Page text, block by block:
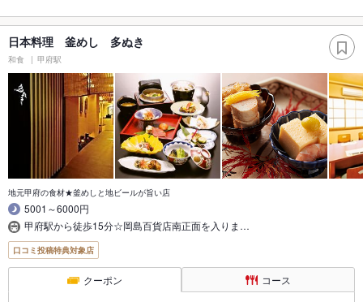
日本料理 釜めし 多ぬき
和食 甲府駅
地元甲府の食材★釜めしと地ビールが旨い店
5001～6000円
甲府駅から徒歩15分☆岡島百貨店南正面を入りま…
口コミ投稿特典対象店
クーポン コース